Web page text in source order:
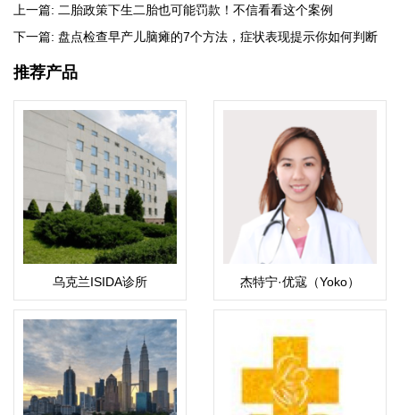
上一篇: 二胎政策下生二胎也可能罚款！不信看看这个案例
下一篇: 盘点检查早产儿脑瘫的7个方法，症状表现提示你如何判断
推荐产品
乌克兰ISIDA诊所 杰特宁·优寇（Yoko）